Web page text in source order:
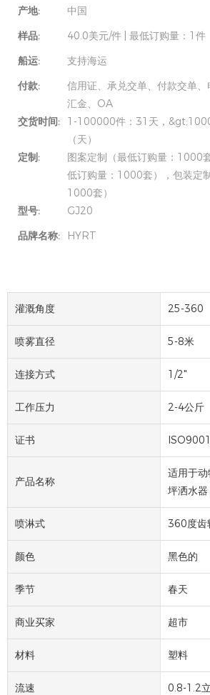
产地:
中国
样品:
40.0美元/件 | 最低订购量：1件
船运:
支持海运
付款:
信用证、承兑交单、付款交单
汇金、OA
交货时间:
1-100000件：31天，
（天）
定制:
图案定制（最低订购量：1000
低订购量：1000套），包装定
1000套）
型号:
GJ20
品牌名称:
HYRT
灌溉角度 25-360
喷雾直径 5-8米
连接方式 1/2"
工作压力 2-4公斤
证书 ISO9001
产品名称
适用于
坪洒水器
喷淋式 360度齿
颜色 黑色的
季节 春天
商业买家 超市
材料 塑料
流速 0.8-1.2